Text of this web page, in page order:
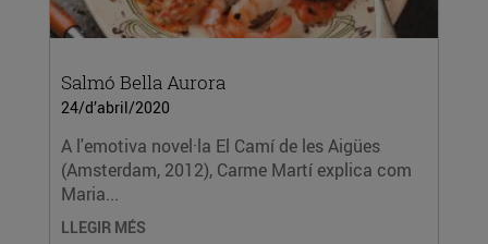
Salmó Bella Aurora
24/d’abril/2020
A l'emotiva novel·la El Camí de les Aigües
(Amsterdam, 2012), Carme Martí explica com
Maria...
LLEGIR MÉS